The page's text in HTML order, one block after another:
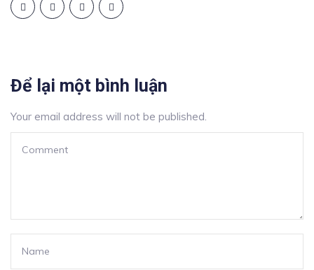
Để lại một bình luận
Your email address will not be published.